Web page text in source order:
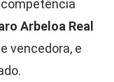
Arbeloa Real
vencedora, e